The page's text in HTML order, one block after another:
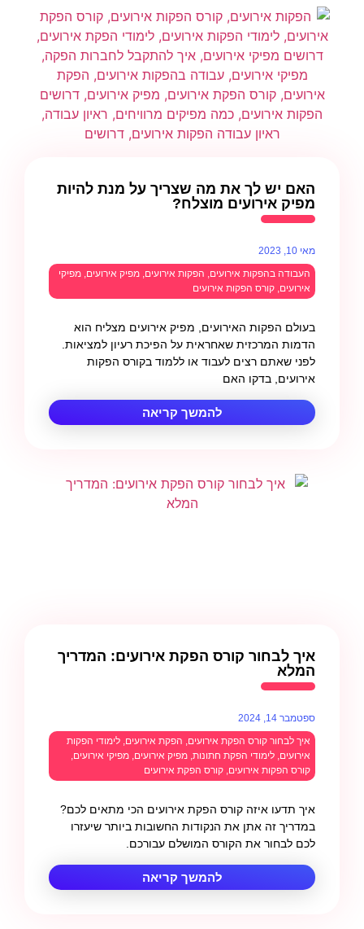
האם יש לך את מה שצריך על מנת להיות
מפיק אירועים מוצלח?
מאי 10, 2023
העבודה בהפקות אירועים הפקות אירועים מפיק אירועים מפיקי
אירועים קורס הפקות אירועים
בעולם הפקות האירועים, מפיק אירועים מצליח הוא
הדמות המרכזית שאחראית על הפיכת רעיון למציאות.
לפני שאתם רצים לעבוד או ללמוד בקורס הפקות
אירועים, בדקו האם
להמשך קריאה
איך לבחור קורס הפקת אירועים: המדריך
המלא
ספטמבר 14, 2024
איך לבחור קורס הפקת אירועים הפקת אירועים לימודי הפקות
אירועים לימודי הפקת חתונות מפיק אירועים מפיקי אירועים
קורס הפקות אירועים קורס הפקת אירועים
איך תדעו איזה קורס הפקת אירועים הכי מתאים לכם?
במדריך זה אתן את הנקודות החשובות ביותר שיעזרו
לכם לבחור את הקורס המושלם עבורכם.
להמשך קריאה